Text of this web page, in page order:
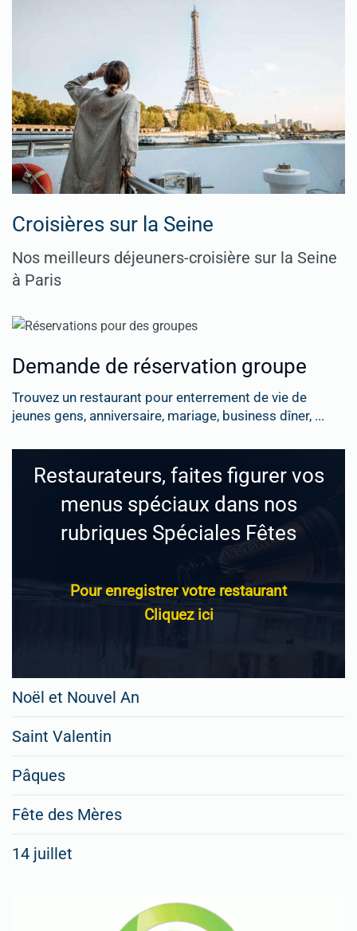
Croisières sur la Seine
Nos meilleurs déjeuners-croisière sur la Seine
à Paris
Demande de réservation groupe
Trouvez un restaurant pour enterrement de vie de
jeunes gens, anniversaire, mariage, business dîner, ...
Restaurateurs, faites figurer vos
menus spéciaux dans nos
rubriques Spéciales Fêtes
Pour enregistrer votre restaurant
Cliquez ici
Noël et Nouvel An
Saint Valentin
Pâques
Fête des Mères
14 juillet